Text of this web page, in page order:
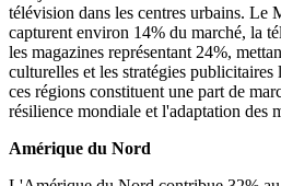
télévision dans les centres urbains.
capturent environ 14% du marché, la
les magazines représentant 24%,
culturelles et les stratégies
ces régions constituent une part de
résilience mondiale et l'adaptation des
Amérique du Nord